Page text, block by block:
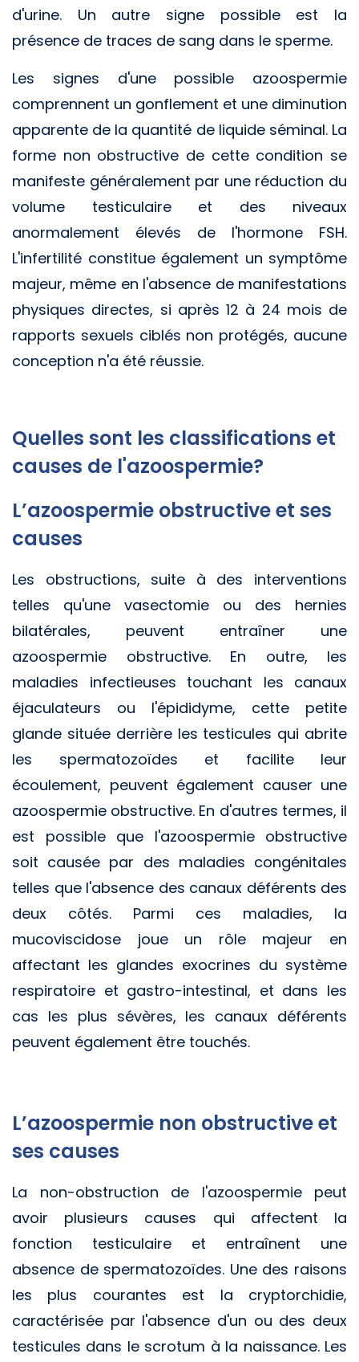
d'urine. Un autre signe possible est la
présence de traces de sang dans le sperme.
Les signes d'une possible azoospermie
comprennent un gonflement et une diminution
apparente de la quantité de liquide séminal. La
forme non obstructive de cette condition se
manifeste généralement par une réduction du
volume testiculaire et des niveaux
anormalement élevés de l'hormone FSH.
L'infertilité constitue également un symptôme
majeur, même en l'absence de manifestations
physiques directes, si après 12 à 24 mois de
rapports sexuels ciblés non protégés, aucune
conception n'a été réussie.
Quelles sont les classifications et
causes de l'azoospermie?
L’azoospermie obstructive et ses
causes
Les obstructions, suite à des interventions
telles qu'une vasectomie ou des hernies
bilatérales, peuvent entraîner une
azoospermie obstructive. En outre, les
maladies infectieuses touchant les canaux
éjaculateurs ou l'épididyme, cette petite
glande située derrière les testicules qui abrite
les spermatozoïdes et facilite leur
écoulement, peuvent également causer une
azoospermie obstructive. En d'autres termes, il
est possible que l'azoospermie obstructive
soit causée par des maladies congénitales
telles que l'absence des canaux déférents des
deux côtés. Parmi ces maladies, la
mucoviscidose joue un rôle majeur en
affectant les glandes exocrines du système
respiratoire et gastro-intestinal, et dans les
cas les plus sévères, les canaux déférents
peuvent également être touchés.
L’azoospermie non obstructive et
ses causes
La non-obstruction de l'azoospermie peut
avoir plusieurs causes qui affectent la
fonction testiculaire et entraînent une
absence de spermatozoïdes. Une des raisons
les plus courantes est la cryptorchidie,
caractérisée par l'absence d'un ou des deux
testicules dans le scrotum à la naissance. Les